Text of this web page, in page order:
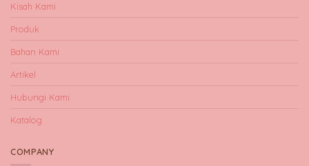
Kisah Kami
Produk
Bahan Kami
Artikel
Hubungi Kami
Katalog
COMPANY